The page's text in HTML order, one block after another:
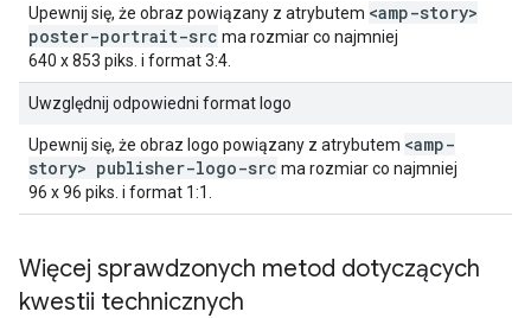
Upewnij się, że obraz powiązany z atrybutem <amp-story>
poster-portrait-src ma rozmiar co najmniej
640 x 853 piks. i format 3:4.
Uwzględnij odpowiedni format logo
Upewnij się, że obraz logo powiązany z atrybutem <amp-
story> publisher-logo-src ma rozmiar co najmniej
96 x 96 piks. i format 1:1.
Więcej sprawdzonych metod dotyczących
kwestii technicznych